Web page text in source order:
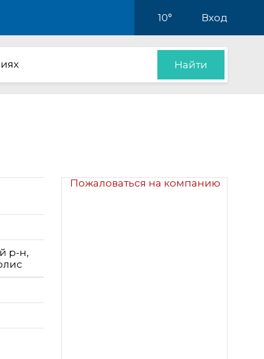
10° Вход
Найти
Пожаловаться на компанию
р-н,